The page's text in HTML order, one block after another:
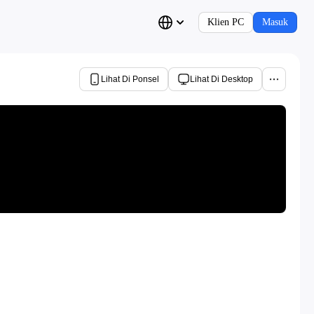
Klien PC Masuk
Lihat Di Ponsel Lihat Di Desktop